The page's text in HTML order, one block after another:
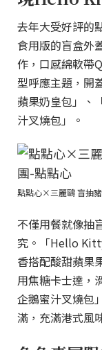
去年大受好評的
食用版的盲盒外
作，口感綿軟帶
型呼應主題，開
蘋果奶皇包」、
汁叉燒包」。
點點心×三麗鷗 盲抽
不僅用餐就像抽
究。「Hello
香搭配酸甜蘋果
用焦糖卡士達，
企鵝蜜汁叉燒包
滿，充滿港式風